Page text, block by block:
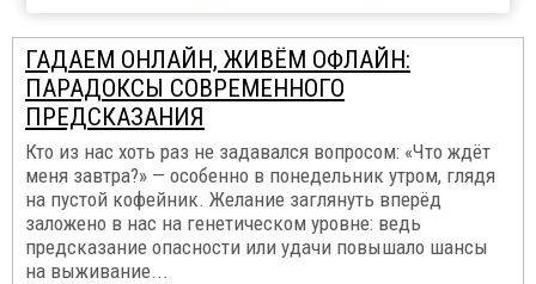
ГАДАЕМ ОНЛАЙН, ЖИВЁМ ОФЛАЙН:
ПАРАДОКСЫ СОВРЕМЕННОГО
ПРЕДСКАЗАНИЯ
Кто из нас хоть раз не задавался вопросом: «Что ждёт
меня завтра?» — особенно в понедельник утром, глядя
на пустой кофейник. Желание заглянуть вперёд
заложено в нас на генетическом уровне: ведь
предсказание опасности или удачи повышало шансы
на выживание...